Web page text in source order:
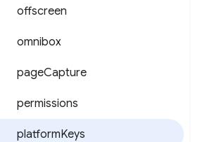
offscreen
omnibox
pageCapture
permissions
platformKeys